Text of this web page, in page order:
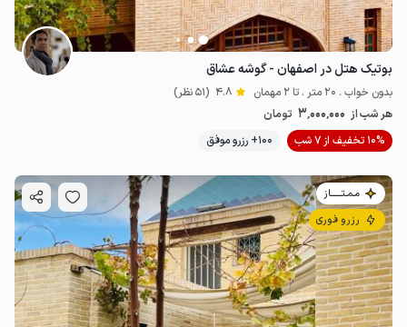
بوتیک هتل در اصفهان - گوشه عشاق
بدون خواب . 20 متر . تا 2 مهمان 4.8 (51 نظر)
هر شب از 3٬000٬000 تومان
10% تخفیف از 7 شب
100+ رزرو موفق
مـمـتــــــاز
رزرو فوری